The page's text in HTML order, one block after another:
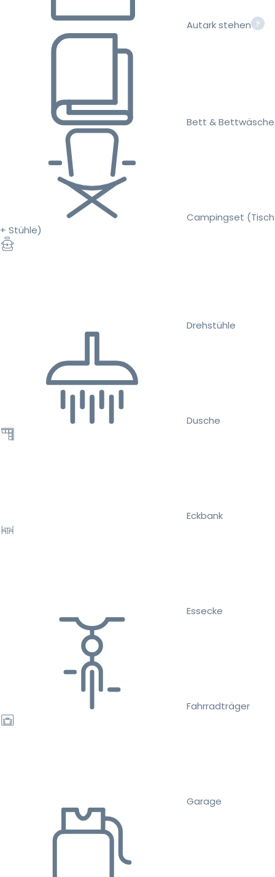
Autark stehen
Bett & Bettwäsche
Campingset (Tisch
+ Stühle)
Drehstühle
Dusche
Eckbank
Essecke
Fahrradträger
Garage